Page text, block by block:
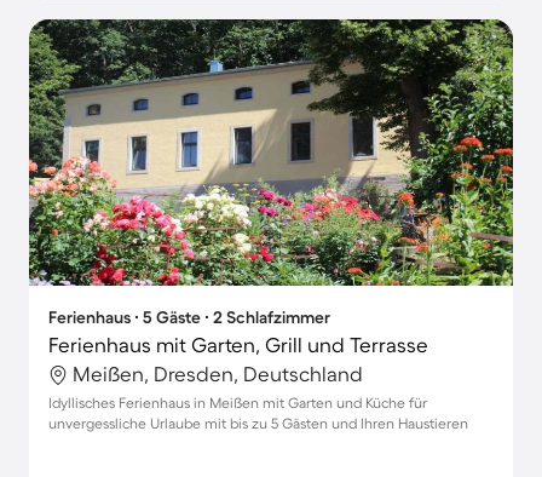
Ferienhaus ∙ 5 Gäste ∙ 2 Schlafzimmer
Ferienhaus mit Garten, Grill und Terrasse
Meißen, Dresden, Deutschland
Idyllisches Ferienhaus in Meißen mit Garten und Küche für
unvergessliche Urlaube mit bis zu 5 Gästen und Ihren Haustieren